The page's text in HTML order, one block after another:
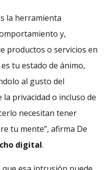
la herramienta
y,
productos o servicios en
tu estado de ánimo,
al gusto del
privacidad o incluso de
necesitan tener
tu mente”, afirma De
digital.